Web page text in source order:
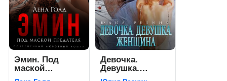
Эмин. Под
маской
предателя
Девочка.
Девушка.
Женщина